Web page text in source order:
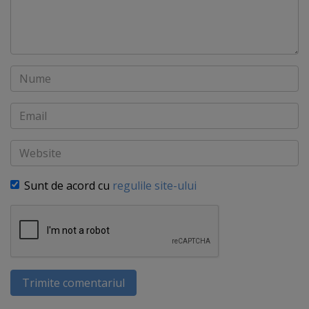
Nume
Email
Website
Sunt de acord cu regulile site-ului
Trimite comentariul